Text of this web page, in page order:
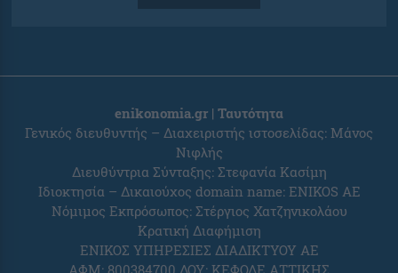
enikonomia.gr | Ταυτότητα
Γενικός διευθυντής – Διαχειριστής ιστοσελίδας: Μάνος
Νιφλής
Διευθύντρια Σύνταξης: Στεφανία Κασίμη
Ιδιοκτησία – Δικαιούχος domain name: ENIKOS AE
Νόμιμος Εκπρόσωπος: Στέργιος Χατζηνικολάου
Κρατική Διαφήμιση
ΕΝΙΚΟΣ ΥΠΗΡΕΣΙΕΣ ΔΙΑΔΙΚΤΥΟΥ ΑΕ
ΑΦΜ: 800384700 ΔΟΥ: ΚΕΦΟΔΕ ΑΤΤΙΚΗΣ